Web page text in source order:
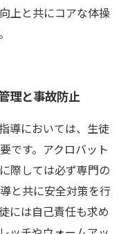
上と共にコアな体操
理と事故防止
導においては、生徒
です。アクロバット
際しては必ず専門の
と共に安全対策を行
には自己責任も求め